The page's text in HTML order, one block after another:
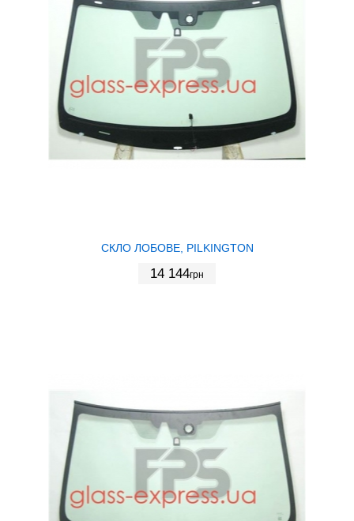
СКЛО ЛОБОВЕ, PILKINGTON
14 144грн